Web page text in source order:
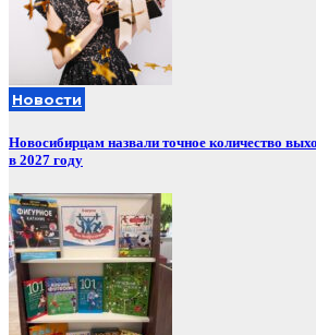
Новости
Новосибирцам назвали точное количество
в 2027 году